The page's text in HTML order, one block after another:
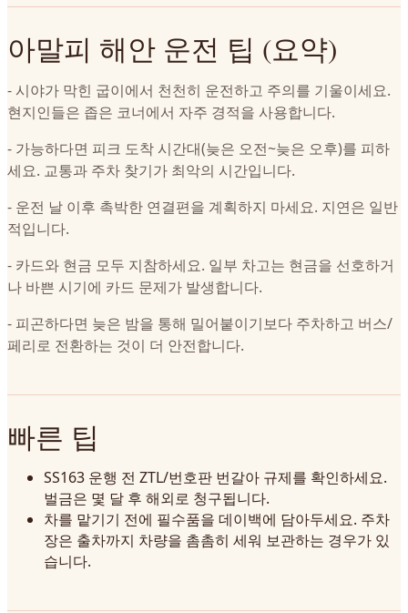
아말피 해안 운전 팁 (요약)
- 시야가 막힌 굽이에서 천천히 운전하고 주의를 기울이세요.
현지인들은 좁은 코너에서 자주 경적을 사용합니다.
- 가능하다면 피크 도착 시간대(늦은 오전~늦은 오후)를 피하
세요. 교통과 주차 찾기가 최악의 시간입니다.
- 운전 날 이후 촉박한 연결편을 계획하지 마세요. 지연은 일반
적입니다.
- 카드와 현금 모두 지참하세요. 일부 차고는 현금을 선호하거
나 바쁜 시기에 카드 문제가 발생합니다.
- 피곤하다면 늦은 밤을 통해 밀어붙이기보다 주차하고 버스/
페리로 전환하는 것이 더 안전합니다.
빠른 팁
SS163 운행 전 ZTL/번호판 번갈아 규제를 확인하세요.
벌금은 몇 달 후 해외로 청구됩니다.
차를 맡기기 전에 필수품을 데이백에 담아두세요. 주차
장은 출차까지 차량을 촘촘히 세워 보관하는 경우가 있
습니다.